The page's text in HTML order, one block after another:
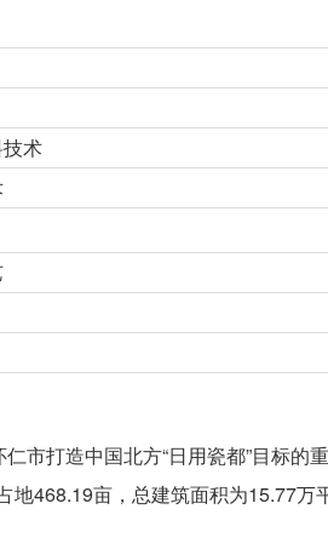
术
市打造中国北方“日用瓷都”目标的
468.19亩，总建筑面积为15.77万